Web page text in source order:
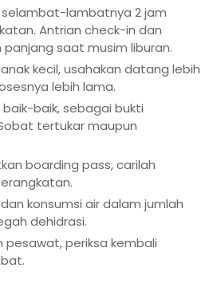
lambatnya 2 jam
Antrian check-in dan
saat musim liburan.
kecil, usahakan datang lebih
lebih lama.
baik, sebagai bukti
tertukar maupun
boarding pass, carilah
konsumsi air dalam jumlah
dehidrasi.
pesawat, periksa kembali